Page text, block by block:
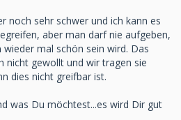
noch sehr schwer und ich kann es
aber man darf nie aufgeben,
mal schön sein wird. Das
nicht gewollt und wir tragen sie
dies nicht greifbar ist.
was Du möchtest...es wird Dir gut